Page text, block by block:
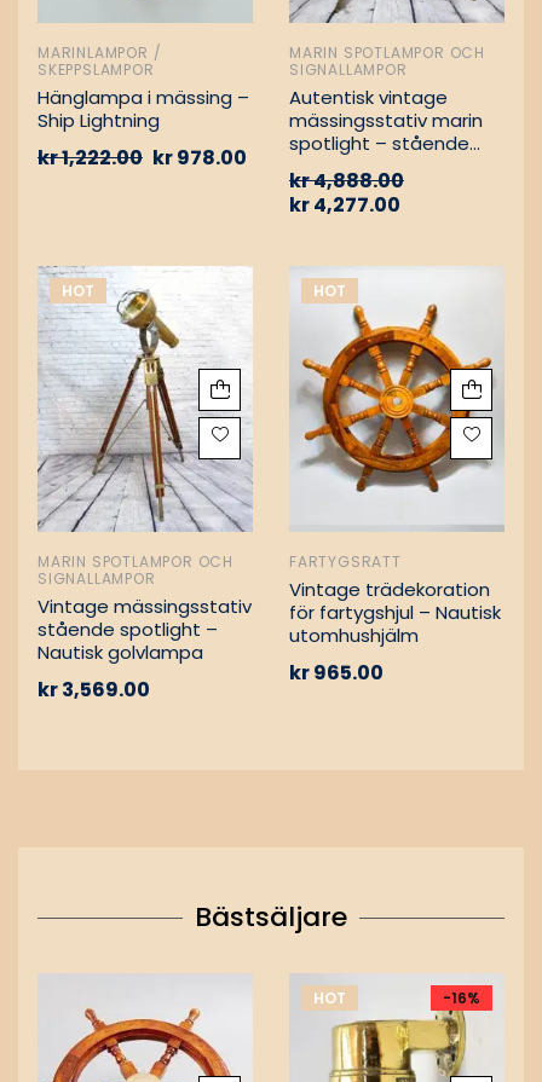
MARINLAMPOR /
SKEPPSLAMPOR
Hänglampa i mässing –
Ship Lightning
kr1,222.00 kr978.00
MARIN SPOTLAMPOR OCH
SIGNALLAMPOR
Autentisk vintage
mässingsstativ marin
spotlight – stående
kr4,888.00
kr4,277.00
HOT
MARIN SPOTLAMPOR OCH
SIGNALLAMPOR
Vintage mässingsstativ
stående spotlight –
Nautisk golvlampa
kr3,569.00
HOT
FARTYGSRATT
Vintage trädekoration
för fartygshjul – Nautisk
utomhushjälm
kr965.00
Bästsäljare
HOT -16%